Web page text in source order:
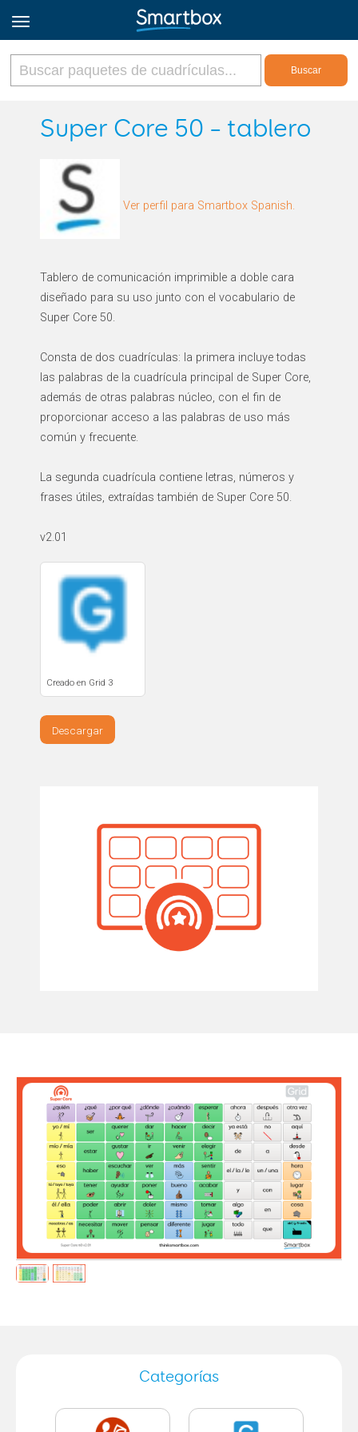
Online Grids
Regístrate
Super Core 50 – tablero
Ver perfil para Smartbox Spanish.
Tablero de comunicación imprimible a doble cara
diseñado para su uso junto con el vocabulario de
Super Core 50.
Consta de dos cuadrículas: la primera incluye todas
las palabras de la cuadrícula principal de Super Core,
además de otras palabras núcleo, con el fin de
proporcionar acceso a las palabras de uso más
común y frecuente.
La segunda cuadrícula contiene letras, números y
frases útiles, extraídas también de Super Core 50.
v2.01
Creado en Grid 3
Descargar
Categorías